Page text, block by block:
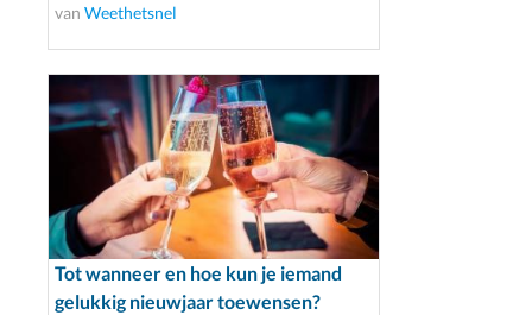
van Weethetsnel
Tot wanneer en hoe kun je iemand
gelukkig nieuwjaar toewensen?